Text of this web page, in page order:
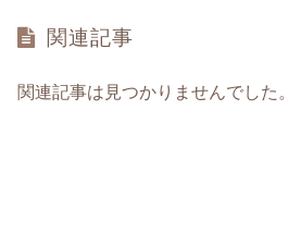
関連記事
関連記事は見つかりませんでした。